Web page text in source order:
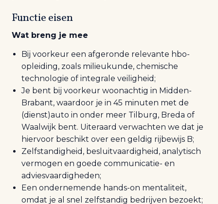
Functie eisen
Wat breng je mee
Bij voorkeur een afgeronde relevante hbo-
opleiding, zoals milieukunde, chemische
technologie of integrale veiligheid;
Je bent bij voorkeur woonachtig in Midden-
Brabant, waardoor je in 45 minuten met de
(dienst)auto in onder meer Tilburg, Breda of
Waalwijk bent. Uiteraard verwachten we dat je
hiervoor beschikt over een geldig rijbewijs B;
Zelfstandigheid, besluitvaardigheid, analytisch
vermogen en goede communicatie- en
adviesvaardigheden;
Een ondernemende hands-on mentaliteit,
omdat je al snel zelfstandig bedrijven bezoekt;